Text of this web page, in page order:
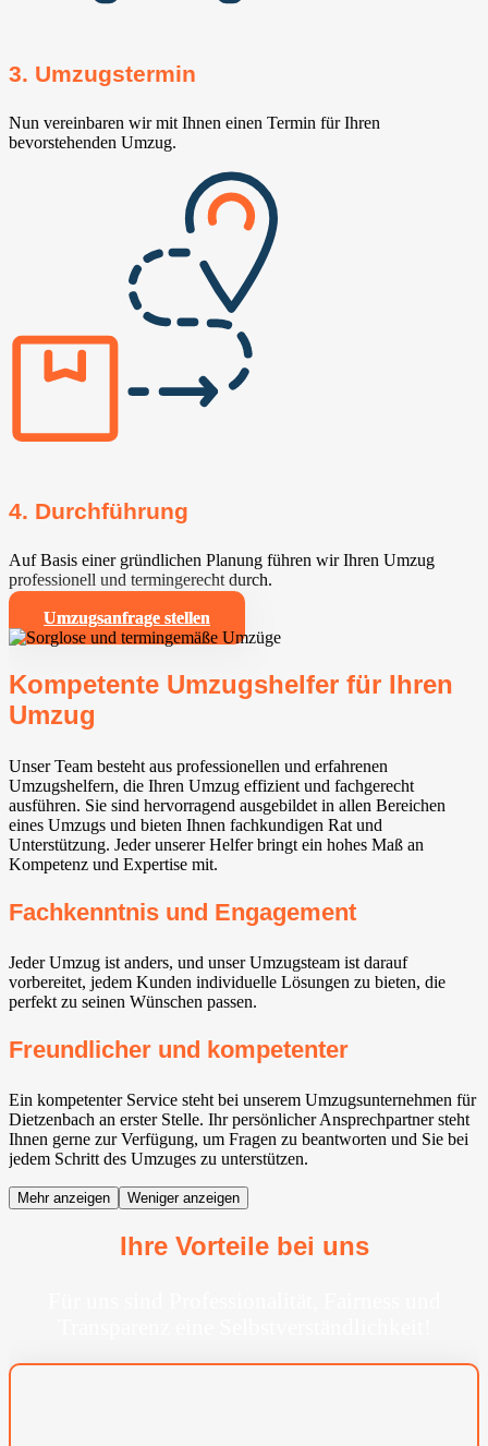
3. Umzugstermin
Nun vereinbaren wir mit Ihnen einen Termin für Ihren
bevorstehenden Umzug.
4. Durchführung
Auf Basis einer gründlichen Planung führen wir Ihren Umzug
professionell und termingerecht durch.
Umzugsanfrage stellen
Kompetente Umzugshelfer für Ihren
Umzug
Unser Team besteht aus professionellen und erfahrenen
Umzugshelfern, die Ihren Umzug effizient und fachgerecht
ausführen. Sie sind hervorragend ausgebildet in allen Bereichen
eines Umzugs und bieten Ihnen fachkundigen Rat und
Unterstützung. Jeder unserer Helfer bringt ein hohes Maß an
Kompetenz und Expertise mit.
Fachkenntnis und Engagement
Jeder Umzug ist anders, und unser Umzugsteam ist darauf
vorbereitet, jedem Kunden individuelle Lösungen zu bieten, die
perfekt zu seinen Wünschen passen.
Freundlicher und kompetenter
Ein kompetenter Service steht bei unserem Umzugsunternehmen für
Dietzenbach an erster Stelle. Ihr persönlicher Ansprechpartner steht
Ihnen gerne zur Verfügung, um Fragen zu beantworten und Sie bei
jedem Schritt des Umzuges zu unterstützen.
Mehr anzeigen Weniger anzeigen
Ihre Vorteile bei uns